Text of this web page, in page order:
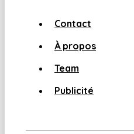
Contact
À propos
Team
Publicité